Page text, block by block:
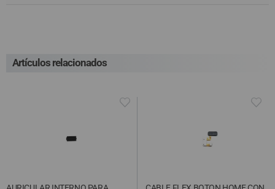
Artículos relacionados